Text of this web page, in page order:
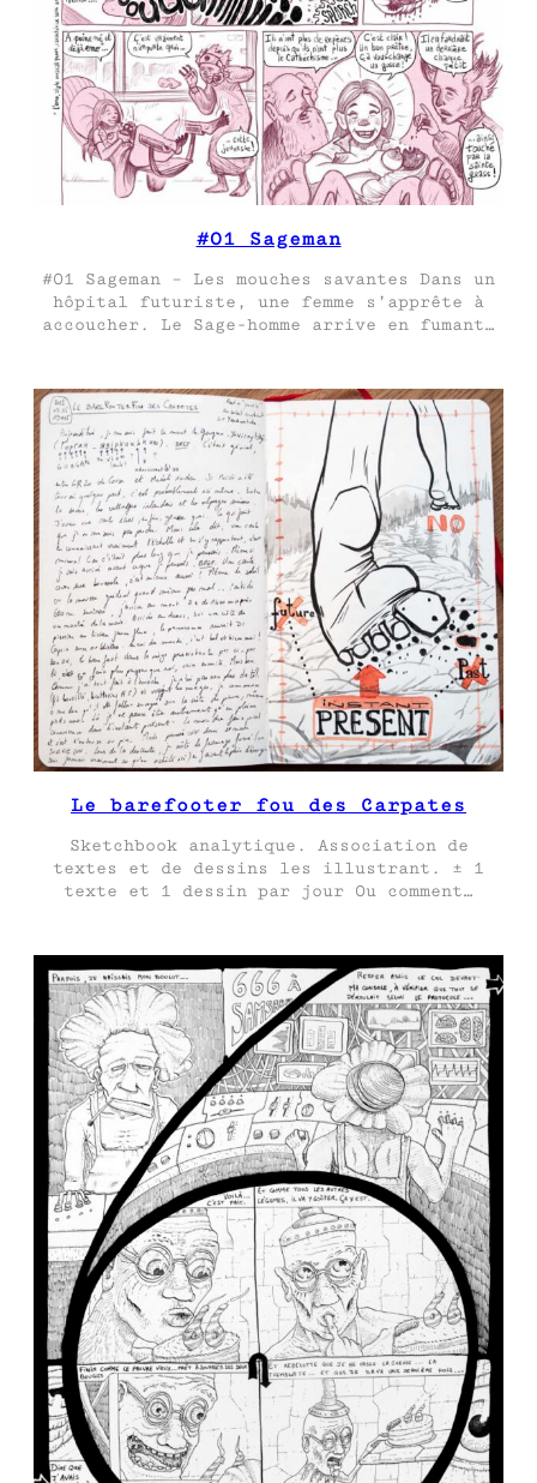
#01 Sageman
#01 Sageman – Les mouches savantes Dans un
hôpital futuriste, une femme s’apprête à
accoucher. Le Sage-homme arrive en fumant…
Le barefooter fou des Carpates
Sketchbook analytique. Association de
textes et de dessins les illustrant. ± 1
texte et 1 dessin par jour Ou comment…